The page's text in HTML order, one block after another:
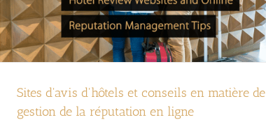
Sites d'avis d'hôtels et conseils en matière de
gestion de la réputation en ligne